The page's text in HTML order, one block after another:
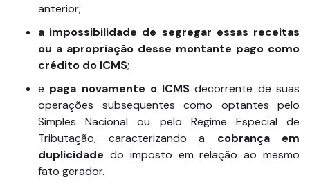
anterior;
a impossibilidade de segregar essas receitas
ou a apropriação desse montante pago como
crédito do ICMS;
e paga novamente o ICMS decorrente de suas
operações subsequentes como optantes pelo
Simples Nacional ou pelo Regime Especial de
Tributação, caracterizando a cobrança em
duplicidade do imposto em relação ao mesmo
fato gerador.